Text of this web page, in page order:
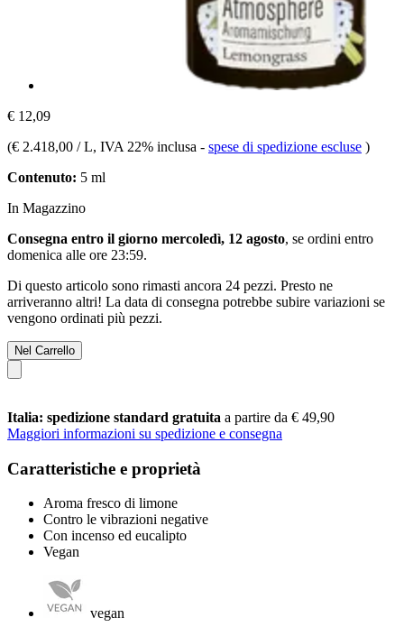
€ 12,09
(€ 2.418,00 / L, IVA 22% inclusa - spese di spedizione escluse )
Contenuto: 5 ml
In Magazzino
Consegna entro il giorno mercoledì, 12 agosto, se ordini entro
domenica alle ore 23:59.
Di questo articolo sono rimasti ancora 24 pezzi. Presto ne
arriveranno altri! La data di consegna potrebbe subire variazioni se
vengono ordinati più pezzi.
Nel Carrello
Italia: spedizione standard gratuita a partire da € 49,90
Maggiori informazioni su spedizione e consegna
Caratteristiche e proprietà
Aroma fresco di limone
Contro le vibrazioni negative
Con incenso ed eucalipto
Vegan
vegan